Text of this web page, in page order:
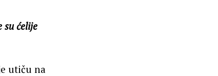
su ćelije
utiču na